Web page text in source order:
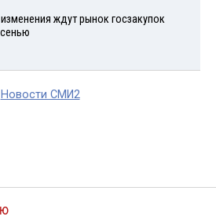
ждут рынок госзакупок
Новости СМИ2